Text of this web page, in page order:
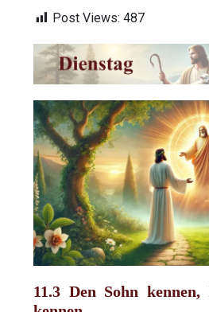
Post Views: 487
11.3 Den Sohn